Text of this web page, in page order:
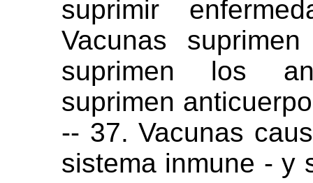
suprimir
Vacunas
suprimen los
suprimen
-- 37. Vacunas
sistema inmune - y